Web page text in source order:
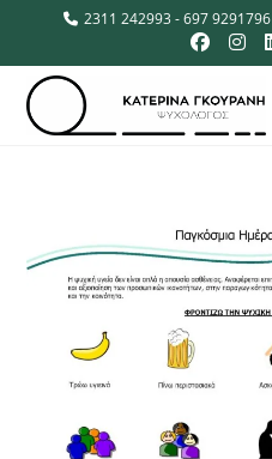
2311 242993 - 697 9291796